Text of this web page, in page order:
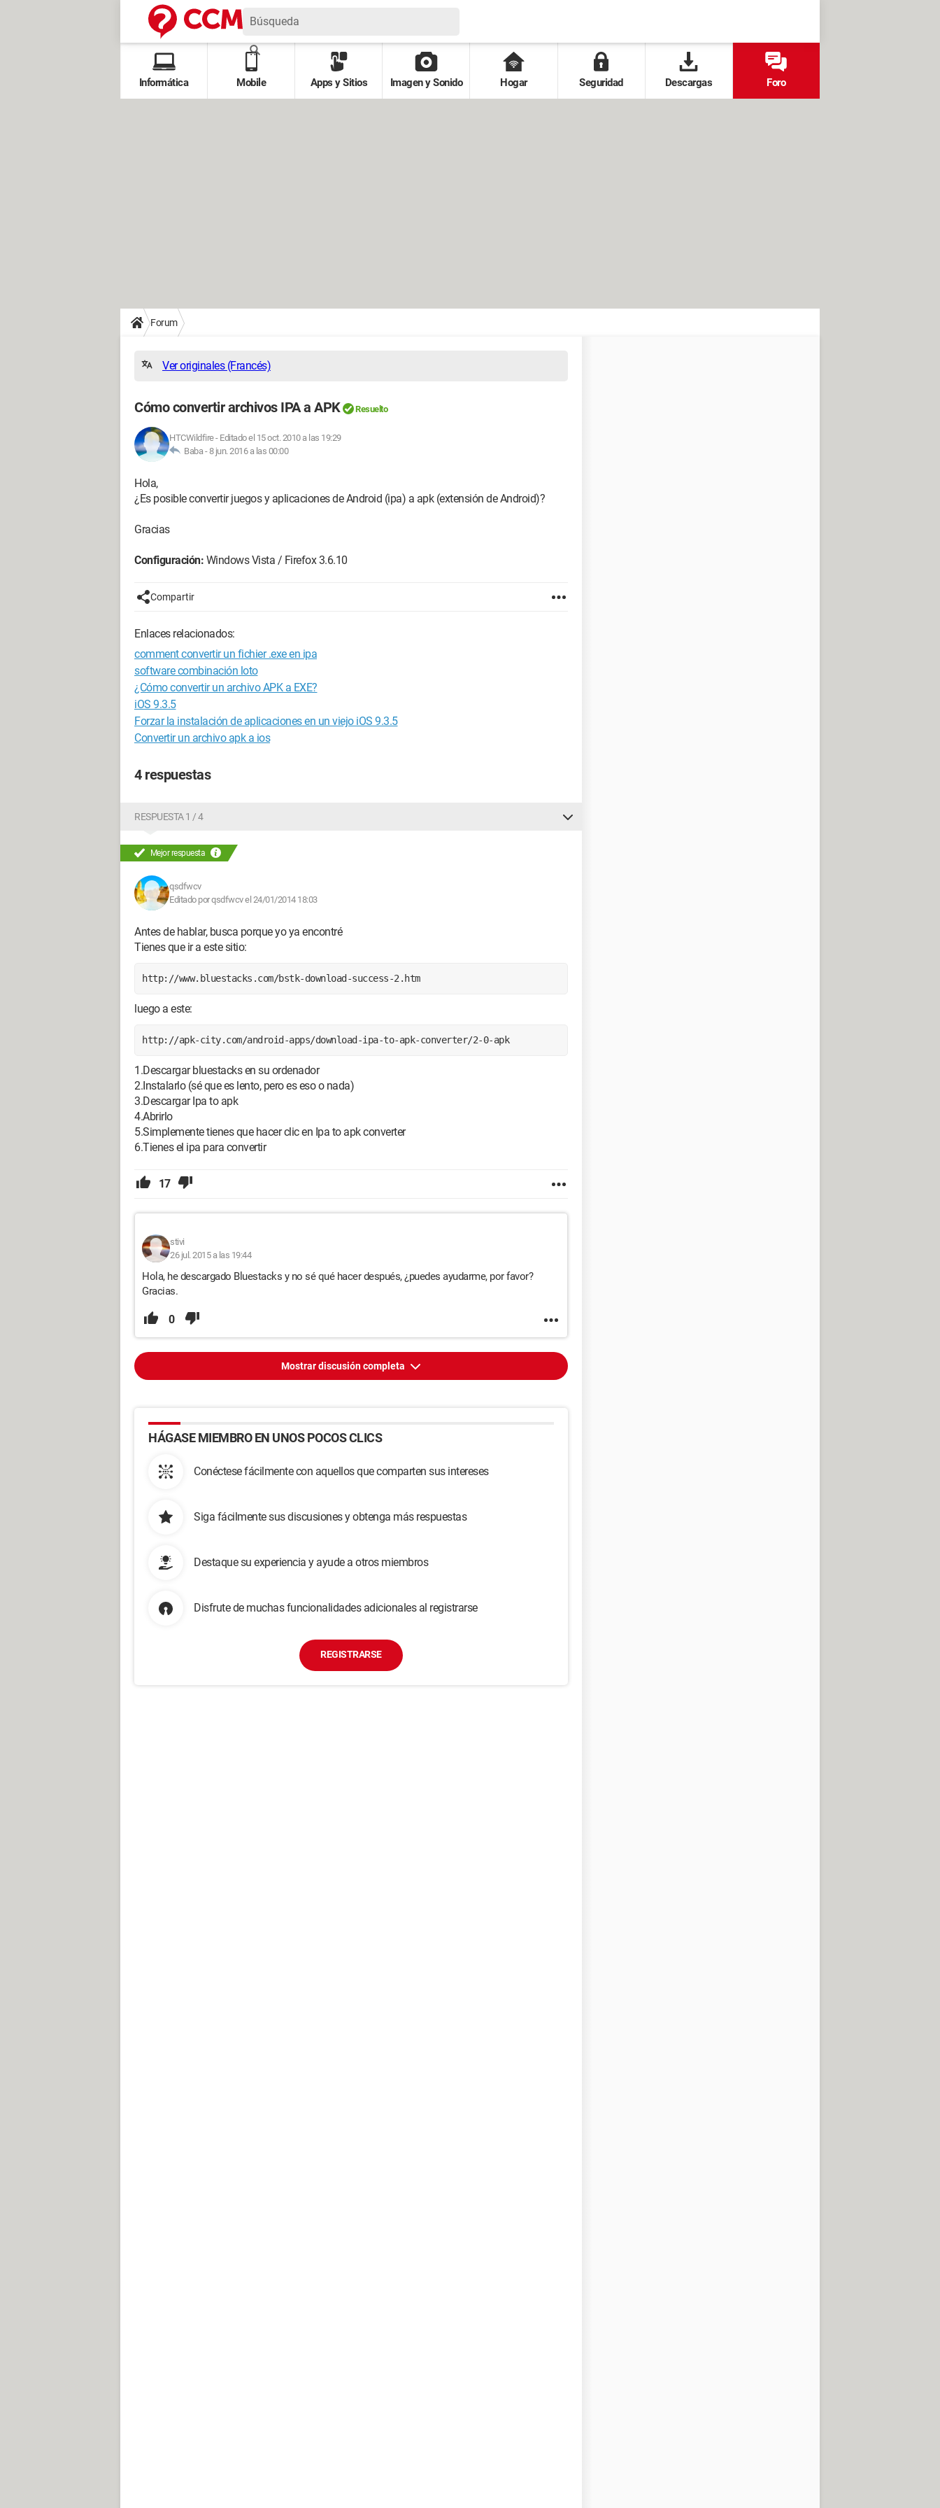
Informática Mobile Apps y Sitios Imagen y Sonido Hogar Seguridad Descargas Foro
Forum
Ver originales (Francés)
Cómo convertir archivos IPA a APK Resuelto
HTCWildfire- Editado el 15 oct. 2010 a las 19:29
Baba -8 jun. 2016 a las 00:00
Hola,
¿Es posible convertir juegos y aplicaciones de Android (ipa) a apk (extensión de Android)?
Gracias
Configuración: Windows Vista / Firefox 3.6.10
Compartir
Enlaces relacionados:
comment convertir un fichier .exe en ipa
software combinación loto
¿Cómo convertir un archivo APK a EXE?
iOS 9.3.5
Forzar la instalación de aplicaciones en un viejo iOS 9.3.5
Convertir un archivo apk a ios
4 respuestas
RESPUESTA 1 / 4
Mejor respuesta
qsdfwcv
Editado por qsdfwcv el 24/01/2014 18:03
Antes de hablar, busca porque yo ya encontré
Tienes que ir a este sitio:
http://www.bluestacks.com/bstk-download-success-2.htm
luego a este:
http://apk-city.com/android-apps/download-ipa-to-apk-converter/2-0-apk
1.Descargar bluestacks en su ordenador
2.Instalarlo (sé que es lento, pero es eso o nada)
3.Descargar Ipa to apk
4.Abrirlo
5.Simplemente tienes que hacer clic en Ipa to apk converter
6.Tienes el ipa para convertir
17
stivi
26 jul. 2015 a las 19:44
Hola, he descargado Bluestacks y no sé qué hacer después, ¿puedes ayudarme, por favor?
Gracias.
0
Mostrar discusión completa
HÁGASE MIEMBRO EN UNOS POCOS CLICS
Conéctese fácilmente con aquellos que comparten sus intereses
Siga fácilmente sus discusiones y obtenga más respuestas
Destaque su experiencia y ayude a otros miembros
Disfrute de muchas funcionalidades adicionales al registrarse
REGISTRARSE